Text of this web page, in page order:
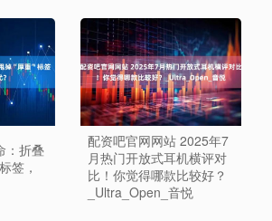
：折叠
签，
配资吧官网网站 2025年7
月热门开放式耳机横评对
比！你觉得哪款比较好？
_Ultra_Open_音悦